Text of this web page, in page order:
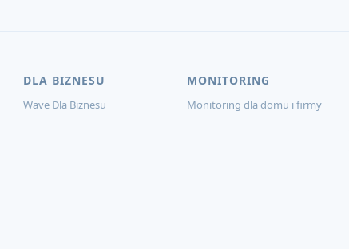
DLA BIZNESU
Wave Dla Biznesu
MONITORING
Monitoring dla domu i firmy